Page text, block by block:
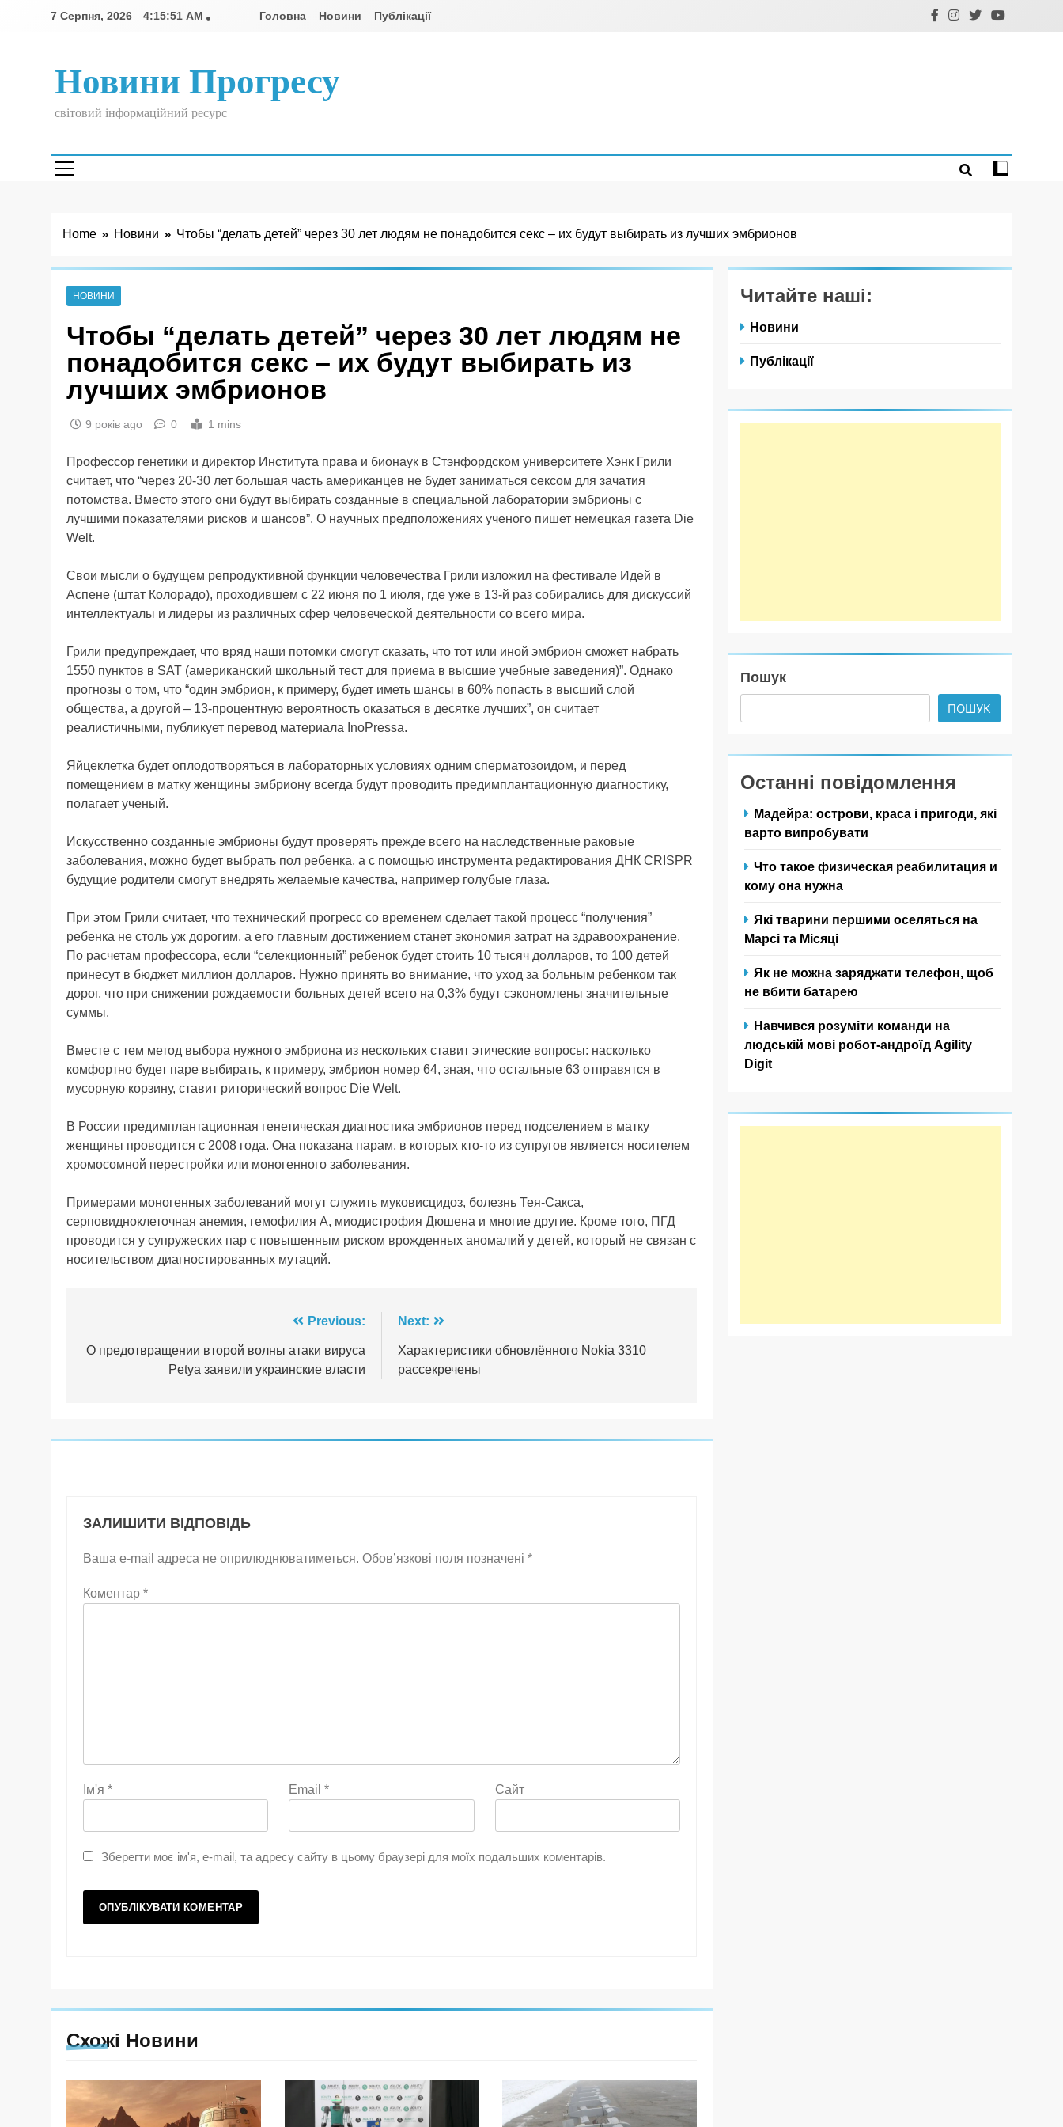
7 Серпня, 2026 4:15:52 AM Головна Новини Публікації
Новини Прогресу
світовий інформаційний ресурс
Home Новини Чтобы “делать детей” через 30 лет людям не понадобится секс – их будут выбирать из лучших эмбрионов
НОВИНИ
Чтобы “делать детей” через 30 лет людям не
понадобится секс – их будут выбирать из
лучших эмбрионов
9 років ago 0 1 mins
Профессор генетики и директор Института права и бионаук в Стэнфордском университете Хэнк Грили
считает, что “через 20-30 лет большая часть американцев не будет заниматься сексом для зачатия
потомства. Вместо этого они будут выбирать созданные в специальной лаборатории эмбрионы с
лучшими показателями рисков и шансов”. О научных предположениях ученого пишет немецкая газета Die
Welt.
Свои мысли о будущем репродуктивной функции человечества Грили изложил на фестивале Идей в
Аспене (штат Колорадо), проходившем с 22 июня по 1 июля, где уже в 13-й раз собирались для дискуссий
интеллектуалы и лидеры из различных сфер человеческой деятельности со всего мира.
Грили предупреждает, что вряд наши потомки смогут сказать, что тот или иной эмбрион сможет набрать
1550 пунктов в SAT (американский школьный тест для приема в высшие учебные заведения)”. Однако
прогнозы о том, что “один эмбрион, к примеру, будет иметь шансы в 60% попасть в высший слой
общества, а другой – 13-процентную вероятность оказаться в десятке лучших”, он считает
реалистичными, публикует перевод материала InoPressa.
Яйцеклетка будет оплодотворяться в лабораторных условиях одним сперматозоидом, и перед
помещением в матку женщины эмбриону всегда будут проводить предимплантационную диагностику,
полагает ученый.
Искусственно созданные эмбрионы будут проверять прежде всего на наследственные раковые
заболевания, можно будет выбрать пол ребенка, а с помощью инструмента редактирования ДНК CRISPR
будущие родители смогут внедрять желаемые качества, например голубые глаза.
При этом Грили считает, что технический прогресс со временем сделает такой процесс “получения”
ребенка не столь уж дорогим, а его главным достижением станет экономия затрат на здравоохранение.
По расчетам профессора, если “селекционный” ребенок будет стоить 10 тысяч долларов, то 100 детей
принесут в бюджет миллион долларов. Нужно принять во внимание, что уход за больным ребенком так
дорог, что при снижении рождаемости больных детей всего на 0,3% будут сэкономлены значительные
суммы.
Вместе с тем метод выбора нужного эмбриона из нескольких ставит этические вопросы: насколько
комфортно будет паре выбирать, к примеру, эмбрион номер 64, зная, что остальные 63 отправятся в
мусорную корзину, ставит риторический вопрос Die Welt.
В России предимплантационная генетическая диагностика эмбрионов перед подселением в матку
женщины проводится с 2008 года. Она показана парам, в которых кто-то из супругов является носителем
хромосомной перестройки или моногенного заболевания.
Примерами моногенных заболеваний могут служить муковисцидоз, болезнь Тея-Сакса,
серповидноклеточная анемия, гемофилия А, миодистрофия Дюшена и многие другие. Кроме того, ПГД
проводится у супружеских пар с повышенным риском врожденных аномалий у детей, который не связан с
носительством диагностированных мутаций.
записів
Previous:
О предотвращении второй волны атаки вируса
Petya заявили украинские власти
Next:
Характеристики обновлённого Nokia 3310
рассекречены
ЗАЛИШИТИ ВІДПОВІДЬ
Ваша e-mail адреса не оприлюднюватиметься. Обов’язкові поля позначені *
Коментар *
Ім'я * Email* Сайт
Зберегти моє ім'я, e-mail, та адресу сайту в цьому браузері для моїх подальших коментарів.
Схожі Новини
Читайте наші:
Новини
Публікації
Пошук
ПОШУК
Останні повідомлення
Мадейра: острови, краса і пригоди, які
варто випробувати
Что такое физическая реабилитация и
кому она нужна
Які тварини першими оселяться на
Марсі та Місяці
Як не можна заряджати телефон, щоб
не вбити батарею
Навчився розуміти команди на
людській мові робот-андроїд Agility
Digit